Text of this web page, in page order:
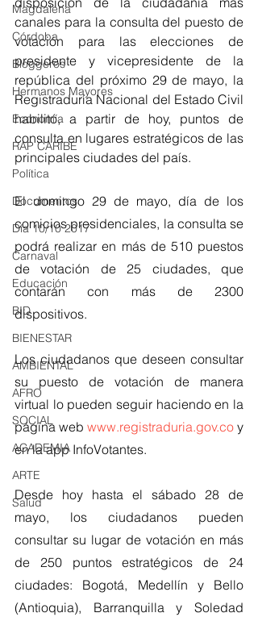
Magdalena
Córdoba
Bloggeros
Hermanos Mayores
Economía
RAP CARIBE
Política
Documentos
Día 10/10 2017
Carnaval
Educación
BID
BIENESTAR
AMBIENTAL
AFRO
SOCIAL
ACADEMIA
ARTE
Salud
canales para la consulta del puesto de
votación para las elecciones de
presidente y vicepresidente de la
república del próximo 29 de mayo, la
Registraduría Nacional del Estado Civil
habilitó, a partir de hoy, puntos de
consulta en lugares estratégicos de las
principales ciudades del país.
El domingo 29 de mayo, día de los
comicios presidenciales, la consulta se
podrá realizar en más de 510 puestos
de votación de 25 ciudades, que
contarán con más de 2300
dispositivos.
Los ciudadanos que deseen consultar
su puesto de votación de manera
virtual lo pueden seguir haciendo en la
página web www.registraduria.gov.co y
en la app InfoVotantes.
Desde hoy hasta el sábado 28 de
mayo, los ciudadanos pueden
consultar su lugar de votación en más
de 250 puntos estratégicos de 24
ciudades: Bogotá, Medellín y Bello
(Antioquia), Barranquilla y Soledad